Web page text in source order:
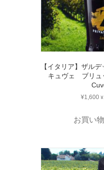
【イタリア】ザル
キュヴェ ブリ
¥1,600 ¥
お買い